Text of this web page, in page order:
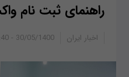
راهنمای ثبت نام
30/05/1400 - 20:40 اخبار ایران